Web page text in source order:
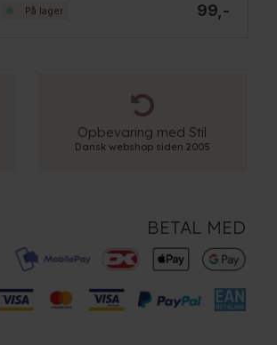
99,-
På lager
Opbevaring med Stil
Dansk webshop siden 2005
BETAL MED